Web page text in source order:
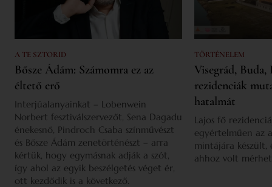
A TE SZTORID
Bősze Ádám: Számomra ez az
éltető erő
Interjúalanyainkat – Lobenwein
Norbert fesztiválszervezőt, Sena Dagadu
énekesnő, Pindroch Csaba színművészt
és Bősze Ádám zenetörténészt – arra
kértük, hogy egymásnak adják a szót,
így ahol az egyik beszélgetés véget ér,
ott kezdődik is a következő.
TÖRTÉNELEM
Visegrád,
rezidenciák
hatalmát
Lajos fő
egyértelműen az
mintájára készült,
ahhoz volt